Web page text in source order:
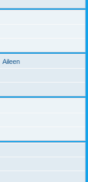
Aileen